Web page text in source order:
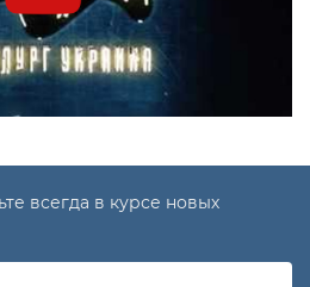
всегда в курсе новых